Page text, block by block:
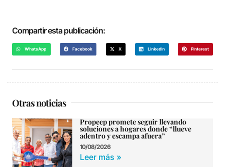
Compartir esta publicación:
WhatsApp Facebook X LinkedIn Pinterest
Otras noticias
Propeep promete seguir llevando
soluciones a hogares donde “llueve
adentro y escampa afuera”
10/08/2026
Leer más »